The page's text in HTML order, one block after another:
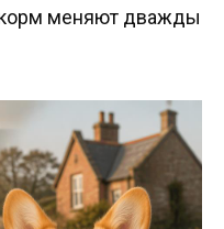
меняют дважды